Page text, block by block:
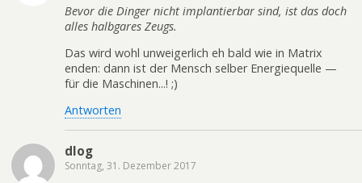
Bevor die Dinger nicht implantierbar sind, ist das doch
alles halbgares Zeugs.
Das wird wohl unweigerlich eh bald wie in Matrix
enden: dann ist der Mensch selber Energiequelle —
für die Maschinen...! ;)
Antworten
dlog
Sonntag, 31. Dezember 2017